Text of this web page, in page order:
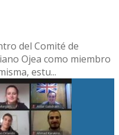
del Comité de
Ojea como miembro
estu...